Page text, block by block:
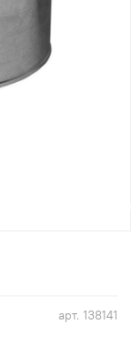
арт. 138141